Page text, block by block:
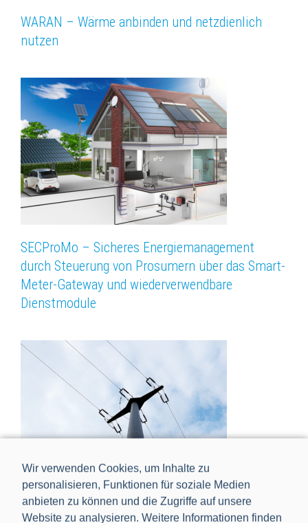
Wir verwenden Cookies, um Inhalte zu
personalisieren, Funktionen für soziale Medien
anbieten zu können und die Zugriffe auf unsere
Website zu analysieren. Weitere Informationen finden
WARAN – Wärme anbinden und netzdienlich
nutzen
SECProMo – Sicheres Energiemanagement
durch Steuerung von Prosumern über das Smart-
Meter-Gateway und wiederverwendbare
Dienstmodule
CACTUS – Connect, Assist & Control: